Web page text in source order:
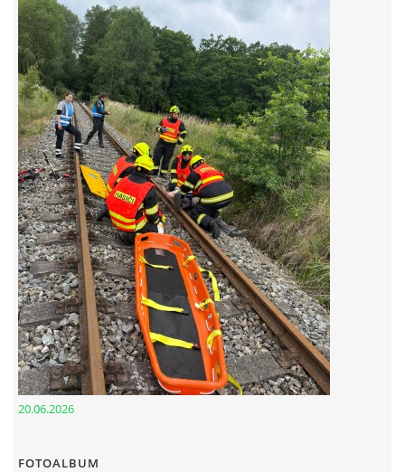
MLÁDEŽ
NAHLÁŠENÍ PÁLENÍ
PRONÁJEM SÁLU POŽÁRNÍHO DOMU
DOTACE
KONTAKT
20.06.2026
FOTOALBUM